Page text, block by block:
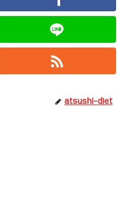
atsushi-diet